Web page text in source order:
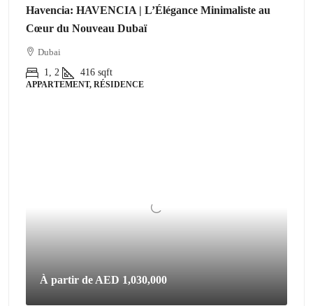
Havencia: HAVENCIA | L’Élégance Minimaliste au
Cœur du Nouveau Dubaï
Dubai
1, 2
416 sqft
APPARTEMENT, RÉSIDENCE
À partir de AED 1,030,000